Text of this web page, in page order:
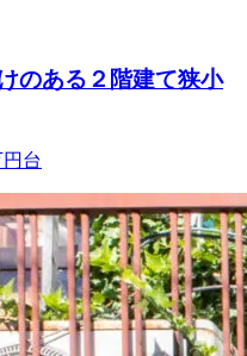
のある２階建て狭小
台